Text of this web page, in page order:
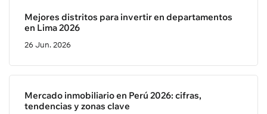
Mejores distritos para invertir en departamentos
en Lima 2026
26 Jun. 2026
Mercado inmobiliario en Perú 2026: cifras,
tendencias y zonas clave